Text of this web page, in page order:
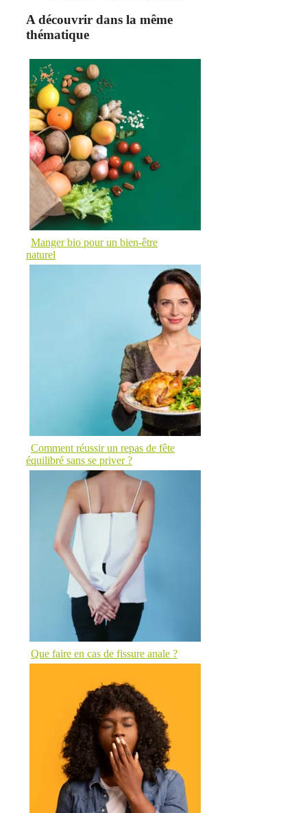
A découvrir dans la même
thématique
Manger bio pour un bien-être
naturel
Comment réussir un repas de fête
équilibré sans se priver ?
Que faire en cas de fissure anale ?